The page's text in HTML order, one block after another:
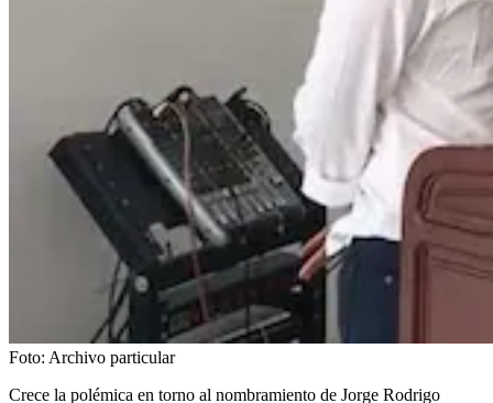
Foto: Archivo particular
Crece la polémica en torno al nombramiento de Jorge Rodrigo